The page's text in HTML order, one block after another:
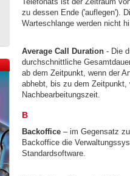
zu dessen Ende ('auflegen').
Warteschlange werden nicht
Average Call Duration - Die
durchschnittliche
ab dem Zeitpunkt, wenn der
abhebt, bis zu dem Zeitpunkt,
Nachbearbeitungszeit.
B
Backoffice – im Gegensatz
Backoffice die
Standardsoftware.